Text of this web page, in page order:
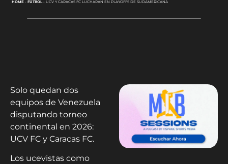
HOME- FÚTBOL- UCV Y CARACAS FC LUCHARÁN EN PLAYOFFS DE SUDAMERICANA
Solo quedan dos
equipos de Venezuela
disputando torneo
continental en 2026:
UCV FC y Caracas FC.
Los ucevistas como